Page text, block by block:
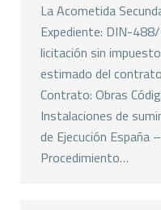
La Acometida
Expediente: DIN-
licitación sin
estimado del
Contrato: Obras
Instalaciones de
de Ejecución España
Procedimiento…